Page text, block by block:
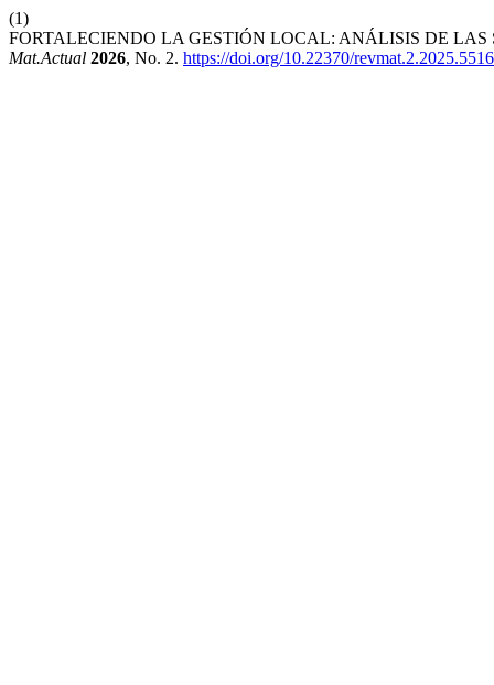
(1)
FORTALECIENDO LA GESTIÓN LOCAL: ANÁLISIS DE
Mat.Actual 2026, No. 2. https://doi.org/10.22370/revmat.2.2025.5516